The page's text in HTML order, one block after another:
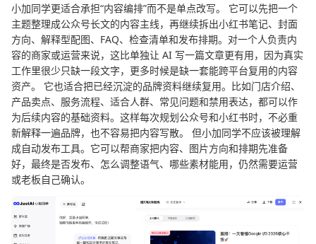
小加同学更适合承担“内容编排”而不是单点改写。 它可以先把一个
主题整理成公众号长文的内容主线，再继续拆出小红书笔记、封面
方向、解释型配图、FAQ、检查清单和发布排期。对一个人负责内
容的商家或运营来说，这比单独让 AI 写一篇文章更有用，因为真实
工作里很少只缺一段文字，更多时候是缺一套能跨平台复用的内容
资产。 它也适合把已经沉淀的品牌资料继续复用。比如门店介绍、
产品卖点、服务流程、适合人群、常见问题和禁用表达，都可以作
为后续内容的基础资料。这样每次规划公众号和小红书时，不必重
新解释一遍品牌，也不容易把内容写散。 但小加同学不应该被理解
成自动发布工具。它可以帮商家把内容、图片方向和排期先准备
好，最终是否发布、怎么调整语气、哪些素材能用，仍然需要运营
或老板自己确认。